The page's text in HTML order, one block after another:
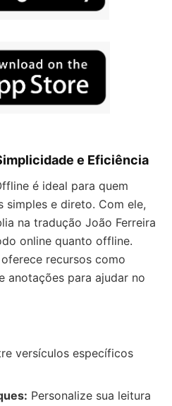
e Eficiência
é ideal para quem
simples e direto. Com ele,
na tradução João Ferreira
online quanto offline.
recursos como
anotações para ajudar no
versículos específicos
Personalize sua leitura